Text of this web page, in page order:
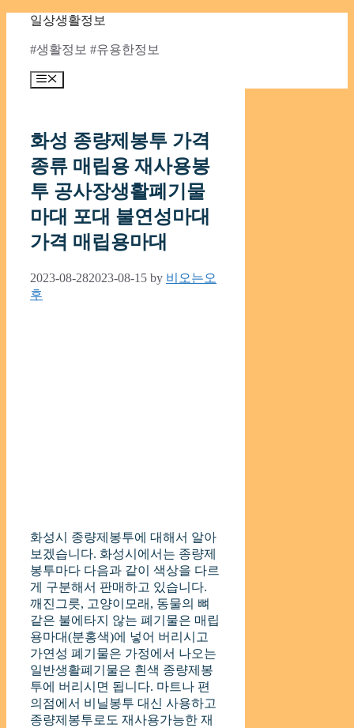
content
일상생활정보
#생활정보 #유용한정보
Menu
화성 종량제봉투 가격
종류 매립용 재사용봉
투 공사장생활폐기물
마대 포대 불연성마대
가격 매립용마대
2023-08-282023-08-15 by 비오는오
후
화성시 종량제봉투에 대해서 알아
보겠습니다. 화성시에서는 종량제
봉투마다 다음과 같이 색상을 다르
게 구분해서 판매하고 있습니다.
깨진그릇, 고양이모래, 동물의 뼈
같은 불에타지 않는 폐기물은 매립
용마대(분홍색)에 넣어 버리시고
가연성 폐기물은 가정에서 나오는
일반생활폐기물은 흰색 종량제봉
투에 버리시면 됩니다. 마트나 편
의점에서 비닐봉투 대신 사용하고
종량제봉투로도 재사용가능한 재